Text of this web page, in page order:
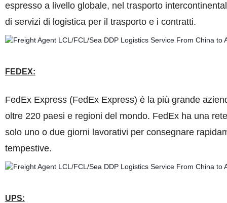
espresso a livello globale, nel trasporto
di servizi di logistica per il trasporto e i contratti.
FEDEX:
FedEx Express (FedEx Express) è la più grande
oltre 220 paesi e regioni del mondo. FedEx ha una
solo uno o due giorni lavorativi per consegnare
tempestive.
UPS: